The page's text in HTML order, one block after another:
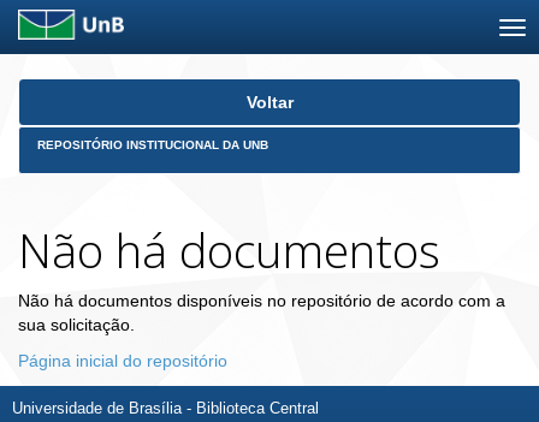
Skip
Voltar
REPOSITÓRIO INSTITUCIONAL DA UNB
Não há documentos
Não há documentos disponíveis no repositório de acordo com a
sua solicitação.
Página inicial do repositório
Universidade de Brasília - Biblioteca Central